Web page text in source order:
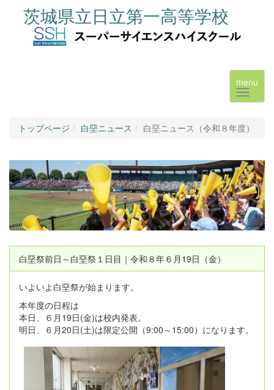
茨城県立日立第一高等学校
menu
トップページ 白堊ニュース 白堊ニュース（令和８年度）
白堊祭前日～白堊祭１日目｜令和８年６月19日（金）
いよいよ白堊祭が始まります。
本年度の日程は
本日、６月19日(金)は校内発表。
明日、６月20日(土)は限定公開（9:00～15:00）になります。